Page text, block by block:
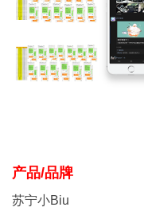
产品/品牌
苏宁小Biu